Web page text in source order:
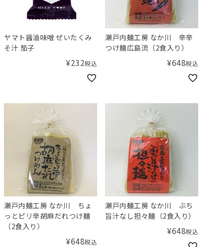
ヤマト醤油味噌 ぜいたくみ
そ汁 茄子
¥232税込
瀬戸内麺工房 なか川 辛辛
つけ麺広島流（2食入り）
¥648税込
瀬戸内麺工房 なか川 ちょ
っとピリ辛胡麻だれつけ麺
（2食入り）
¥648税込
瀬戸内麺工房 なか川 ぶち
旨汁なし担々麺（2食入り）
¥648税込